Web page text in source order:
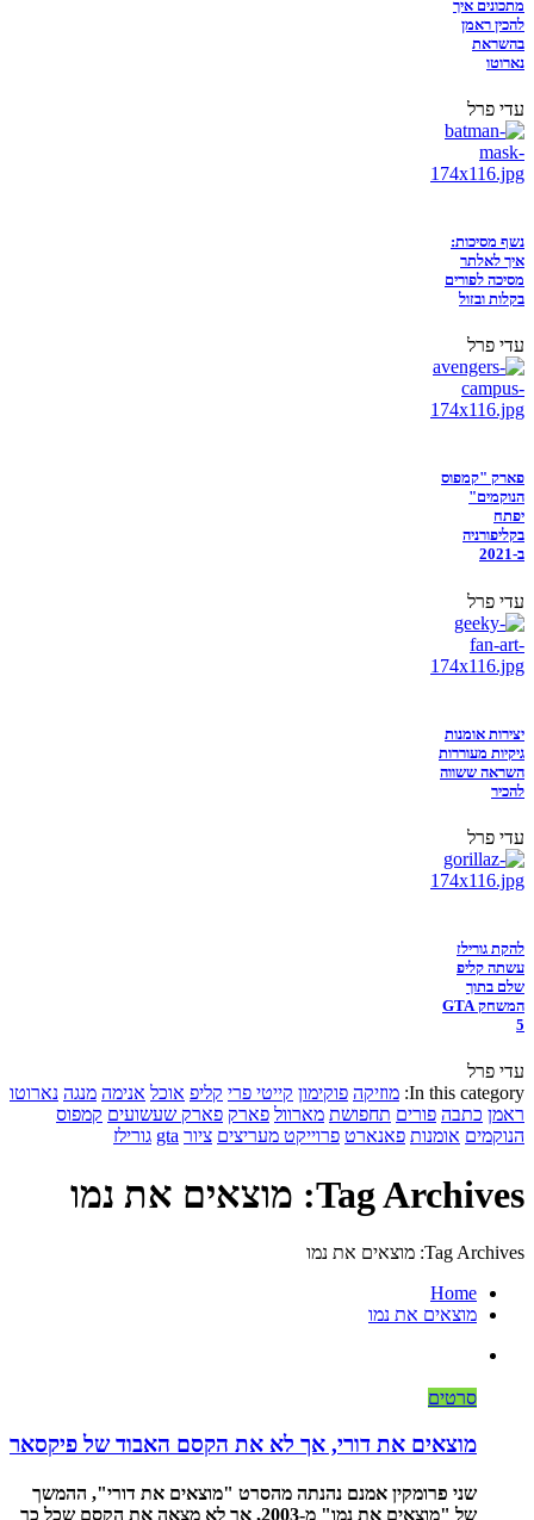
מתכונים איך
להכין ראמן
בהשראת
נארוטו
עדי פרל
נשף מסיכות:
איך לאלתר
מסיכה לפורים
בקלות ובזול
עדי פרל
פארק "קמפוס
הנוקמים"
יפתח
בקליפורניה
ב-2021
עדי פרל
יצירות אומנות
גיקיות מעוררות
השראה ששווה
להכיר
עדי פרל
להקת גורילז
עשתה קליפ
שלם בתוך
המשחק GTA
5
עדי פרל
In this category: מוזיקה פוקימון קייטי פרי קליפ אוכל אנימה מנגה נארוטו
ראמן כתבה פורים תחפושת מארוול פארק פארק שעשועים קמפוס
הנוקמים אומנות פאנארט פרוייקט מעריצים ציור gta גורילז
Tag Archives: מוצאים את נמו
Tag Archives: מוצאים את נמו
Home
מוצאים את נמו
סרטים
מוצאים את דורי, אך לא את הקסם האבוד של פיקסאר
שני פרומקין אמנם נהנתה מהסרט "מוצאים את דורי", ההמשך
של "מוצאים את נמו" מ-2003, אך לא מצאה את הקסם שכל כך